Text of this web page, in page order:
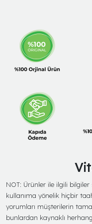
NOT: Ürünler ile ilgili
kullanıma yönelik hiçbir
yorumları müşterilerin
bunlardan kaynaklı